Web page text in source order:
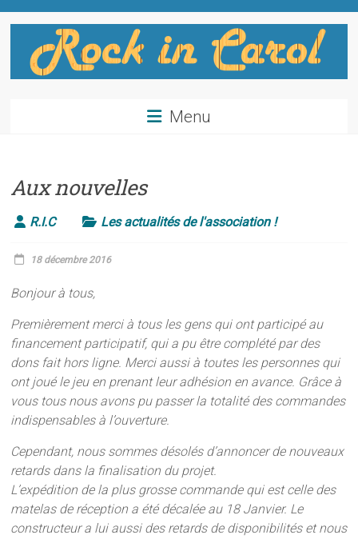
content
Salle
d'escalade
à
Enveitg
Menu
Aux nouvelles
R.I.C Les actualités de l'association !
18 décembre 2016
Bonjour à tous,
Premièrement merci à tous les gens qui ont participé au
financement participatif, qui a pu être complété par des
dons fait hors ligne. Merci aussi à toutes les personnes qui
ont joué le jeu en prenant leur adhésion en avance. Grâce à
vous tous nous avons pu passer la totalité des commandes
indispensables à l’ouverture.
Cependant, nous sommes désolés d’annoncer de nouveaux
retards dans la finalisation du projet.
L’expédition de la plus grosse commande qui est celle des
matelas de réception a été décalée au 18 Janvier. Le
constructeur a lui aussi des retards de disponibilités et nous